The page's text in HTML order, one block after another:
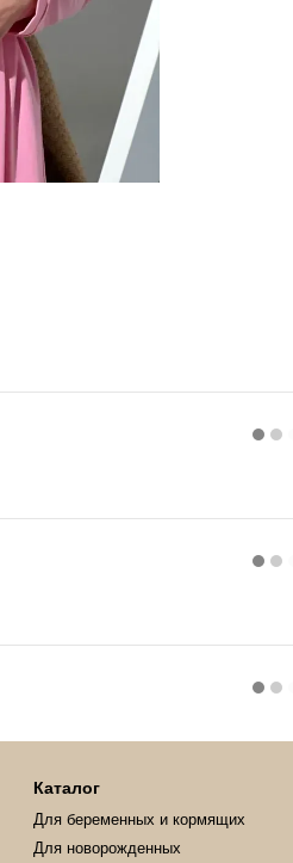
Каталог
Для беременных и кормящих
Для новорожденных